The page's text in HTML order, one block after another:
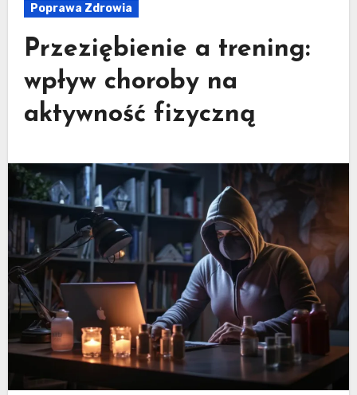
Poprawa Zdrowia
Przeziębienie a trening:
wpływ choroby na
aktywność fizyczną